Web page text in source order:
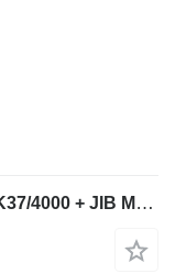
MAN TGL 7.190 4X2 BB BOCKER AK37/4000 + JIB MONTAGEKRAN/DACHDECKERKR